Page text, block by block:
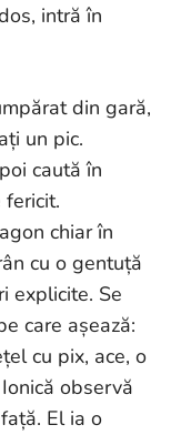
intră în
din gară,
un pic.
caută în
fericit.
chiar în
cu o gentuță
explicite. Se
care așează:
cu pix, ace, o
observă
El ia o